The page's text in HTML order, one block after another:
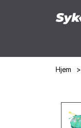
Hjem >